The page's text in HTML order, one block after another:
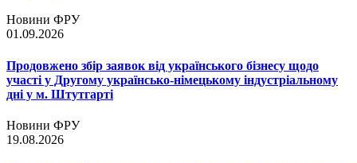
Новини ФРУ
01.09.2026
Продовжено збір заявок від українського бізнесу щодо
участі у Другому українсько-німецькому індустріальному
дні у м. Штутгарті
Новини ФРУ
19.08.2026